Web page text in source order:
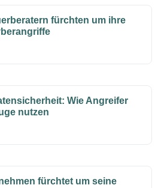
fürchten um ihre
Wie Angreifer
nutzen
fürchtet um seine